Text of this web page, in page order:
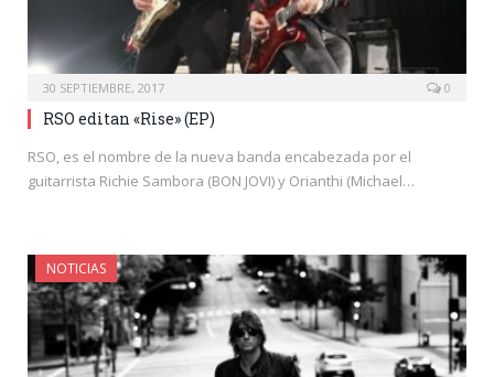
30 SEPTIEMBRE, 2017 0
RSO editan «Rise» (EP)
RSO, es el nombre de la nueva banda encabezada por el
guitarrista Richie Sambora (BON JOVI) y Orianthi (Michael…
NOTICIAS